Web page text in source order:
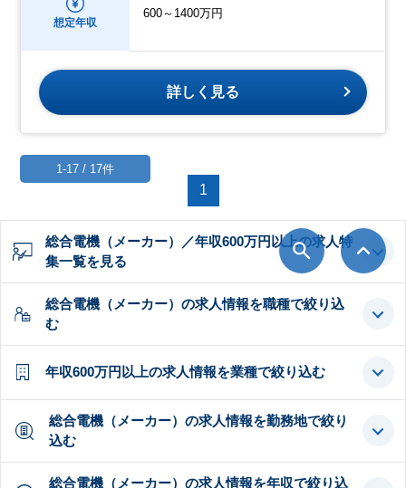
想定年収
600～1400万円
詳しく見る
1
総合電機（メーカー）／年収600万円以上の求人特
集一覧を見る
総合電機（メーカー）の求人情報を職種で絞り込
む
年収600万円以上の求人情報を業種で絞り込む
総合電機（メーカー）の求人情報を勤務地で絞り
込む
総合電機（メーカー）の求人情報を年収で絞り込
1-17 / 17件